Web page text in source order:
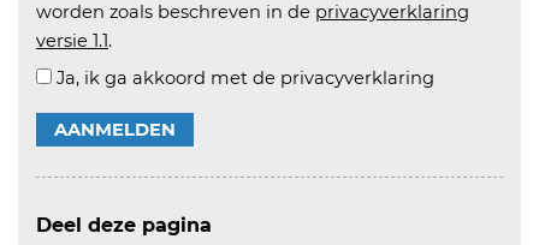
worden zoals beschreven in de privacyverklaring
versie 1.1.
Ja, ik ga akkoord met de privacyverklaring
AANMELDEN
Deel deze pagina